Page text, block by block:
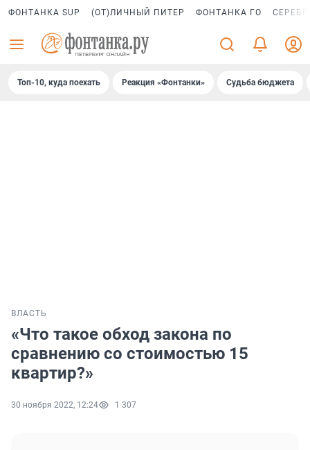
ФОНТАНКА SUP (ОТ)ЛИЧНЫЙ ПИТЕР ФОНТАНКА ГО
Топ-10, куда поехать Реакция «Фонтанки» Судьба бюджета
ВЛАСТЬ
«Что такое обход закона по
сравнению со стоимостью 15
квартир?»
30 ноября 2022, 12:24 1 307